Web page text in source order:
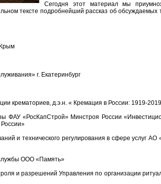
Сегодня этот материал мы
тексте подробнейший рассказ об
г. Екатеринбург
крематориев, д.э.н. « Кремация в России: 1919-
ФАУ «РосКапСтрой» Минстроя России
и технического регулирования в сфере услуг
ООО «Память»
и разрешений Управления по организации